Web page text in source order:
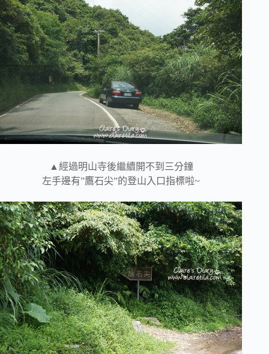
▲經過明山寺後繼續開不到三分鐘
左手邊有”鷹石尖”的登山入口指標啦~